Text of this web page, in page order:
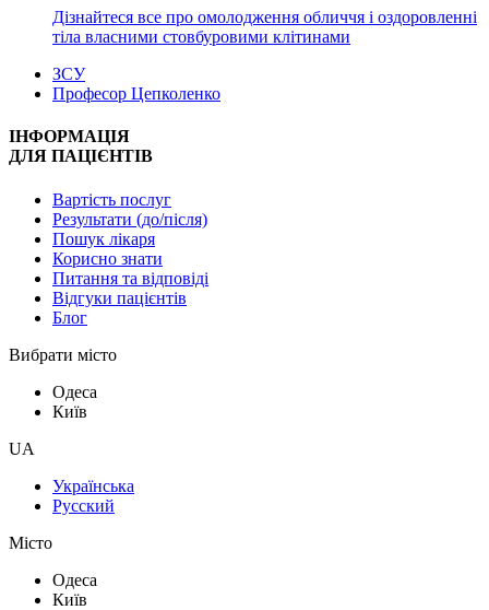
Дізнайтеся все про омолодження обличчя і оздоровленні
тіла власними стовбуровими клітинами
ЗСУ
Професор Цепколенко
ІНФОРМАЦІЯ
ДЛЯ ПАЦІЄНТІВ
Вартість послуг
Результати (до/після)
Пошук лікаря
Корисно знати
Питання та відповіді
Відгуки пацієнтів
Блог
Вибрати місто
Одеса
Київ
UA
Українська
Русский
Місто
Одеса
Київ